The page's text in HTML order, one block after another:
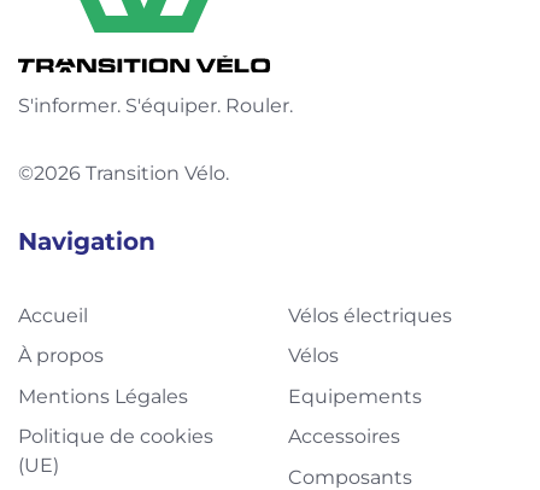
S'informer. S'équiper. Rouler.
©2026 Transition Vélo.
Navigation
Accueil
À propos
Mentions Légales
Politique de cookies
(UE)
Vélos électriques
Vélos
Equipements
Accessoires
Composants